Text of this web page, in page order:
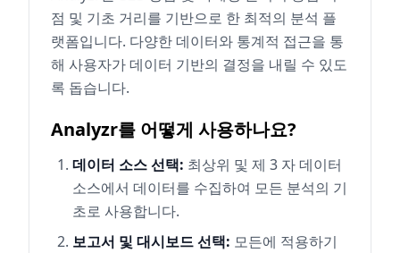
점 및 기초 거리를 기반으로 한 최적의 분석 플
랫폼입니다. 다양한 데이터와 통계적 접근을 통
해 사용자가 데이터 기반의 결정을 내릴 수 있도
록 돕습니다.
Analyzr를 어떻게 사용하나요?
데이터 소스 선택: 최상위 및 제 3 자 데이터
소스에서 데이터를 수집하여 모든 분석의 기
초로 사용합니다.
보고서 및 대시보드 선택: 모든에 적용하기